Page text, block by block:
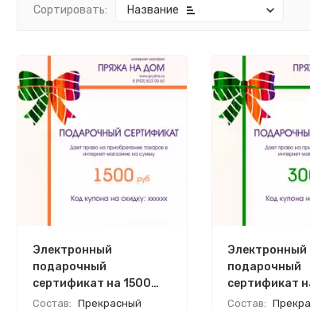
Сортировать: Название
Электронный
подарочный
сертификат на 1500
руб
Состав: Прекрасный
Электронный
подарочный
сертификат
руб
Состав: